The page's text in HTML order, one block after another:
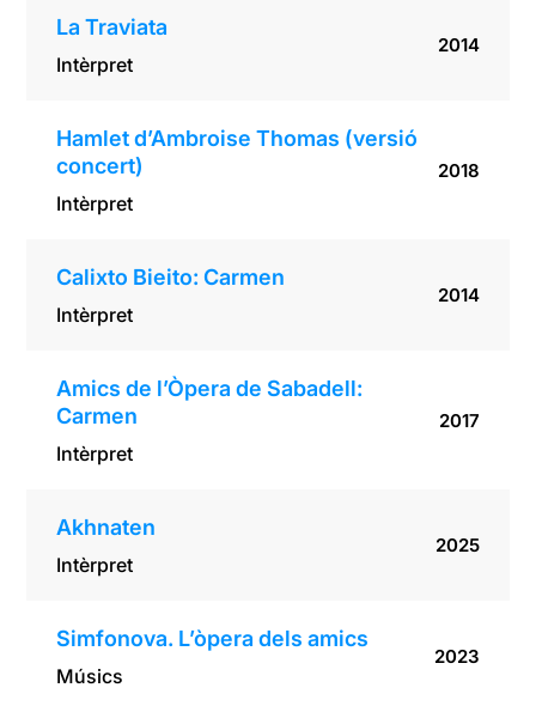
La Traviata
Intèrpret
2014
Hamlet d’Ambroise Thomas (versió
concert)
Intèrpret
2018
Calixto Bieito: Carmen
Intèrpret
2014
Amics de l’Òpera de Sabadell:
Carmen
Intèrpret
2017
Akhnaten
Intèrpret
2025
Simfonova. L’òpera dels amics
Músics
2023